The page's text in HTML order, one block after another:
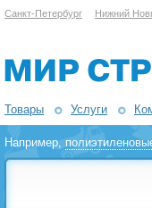
Санкт-Петербург Нижний
Товары Услуги
Например,